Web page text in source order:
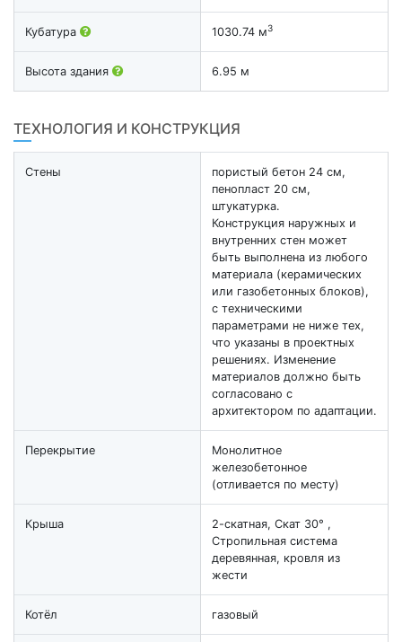
Кубатура 1030.74 м3
Высота здания 6.95 м
ТЕХНОЛОГИЯ И КОНСТРУКЦИЯ
Стены
пористый бетон 24 см,
пенопласт 20 см,
штукатурка.
Конструкция наружных и
внутренних стен может
быть выполнена из любого
материала (керамических
или газобетонных блоков),
с техническими
параметрами не ниже тех,
что указаны в проектных
решениях. Изменение
материалов должно быть
согласовано с
архитектором по адаптации.
Перекрытие
Монолитное
железобетонное
(отливается по месту)
Крыша
2-скатная, Скат 30° ,
Стропильная система
деревянная, кровля из
жести
Котёл газовый